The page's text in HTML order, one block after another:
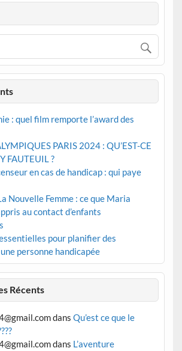
: quel film remporte l’award des
PARIS 2024 : QU’EST-CE
FAUTEUIL ?
en cas de handicap : qui paye
Nouvelle Femme : ce que Maria
au contact d’enfants
pour planifier des
personne handicapée
Récents
dans Qu’est ce que le
dans L’aventure